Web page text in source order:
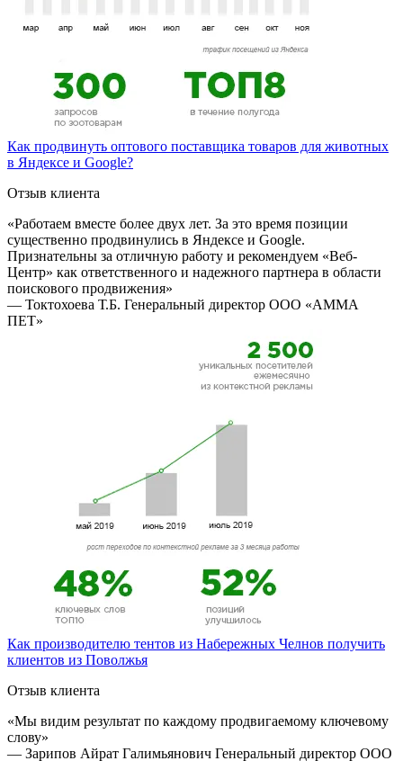
Как продвинуть оптового поставщика товаров для животных
в Яндексе и Google?
Отзыв клиента
«Работаем вместе более двух лет. За это время позиции
существенно продвинулись в Яндексе и Google.
Признательны за отличную работу и рекомендуем «Веб-
Центр» как ответственного и надежного партнера в области
поискового продвижения»
— Токтохоева Т.Б. Генеральный директор ООО «АММА
ПЕТ»
Как производителю тентов из Набережных Челнов получить
клиентов из Поволжья
Отзыв клиента
«Мы видим результат по каждому продвигаемому ключевому
слову»
— Зарипов Айрат Галимьянович Генеральный директор ООО